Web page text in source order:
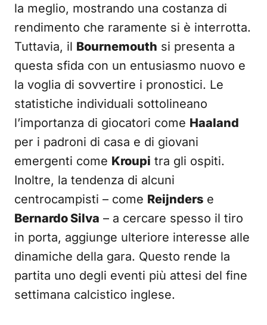
la meglio, mostrando una costanza di
rendimento che raramente si è interrotta.
Tuttavia, il Bournemouth si presenta a
questa sfida con un entusiasmo nuovo e
la voglia di sovvertire i pronostici. Le
statistiche individuali sottolineano
l’importanza di giocatori come Haaland
per i padroni di casa e di giovani
emergenti come Kroupi tra gli ospiti.
Inoltre, la tendenza di alcuni
centrocampisti – come Reijnders e
Bernardo Silva – a cercare spesso il tiro
in porta, aggiunge ulteriore interesse alle
dinamiche della gara. Questo rende la
partita uno degli eventi più attesi del fine
settimana calcistico inglese.